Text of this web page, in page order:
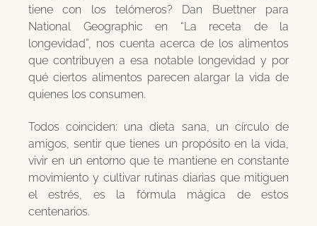
tiene con los telómeros? Dan Buettner para
National Geographic en “La receta de la
longevidad”, nos cuenta acerca de los alimentos
que contribuyen a esa notable longevidad y por
qué ciertos alimentos parecen alargar la vida de
quienes los consumen.
Todos coinciden: una dieta sana, un círculo de
amigos, sentir que tienes un propósito en la vida,
vivir en un entorno que te mantiene en constante
movimiento y cultivar rutinas diarias que mitiguen
el estrés, es la fórmula mágica de estos
centenarios.